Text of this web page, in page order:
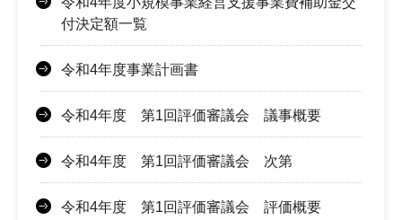
付決定額一覧
令和4年度事業計画書
令和4年度 第1回評価審議会 議事概要
令和4年度 第1回評価審議会 次第
令和4年度 第1回評価審議会 評価概要